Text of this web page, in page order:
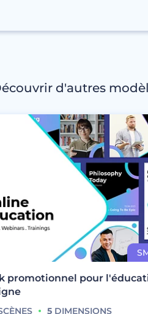
d'autres
promotionnel pour
5 DIMENSIONS